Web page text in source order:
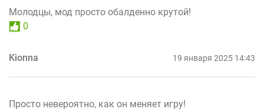
Молодцы, мод просто обалденно крутой!
0
Kionna 19 января 2025 14:43
Просто невероятно, как он меняет игру!